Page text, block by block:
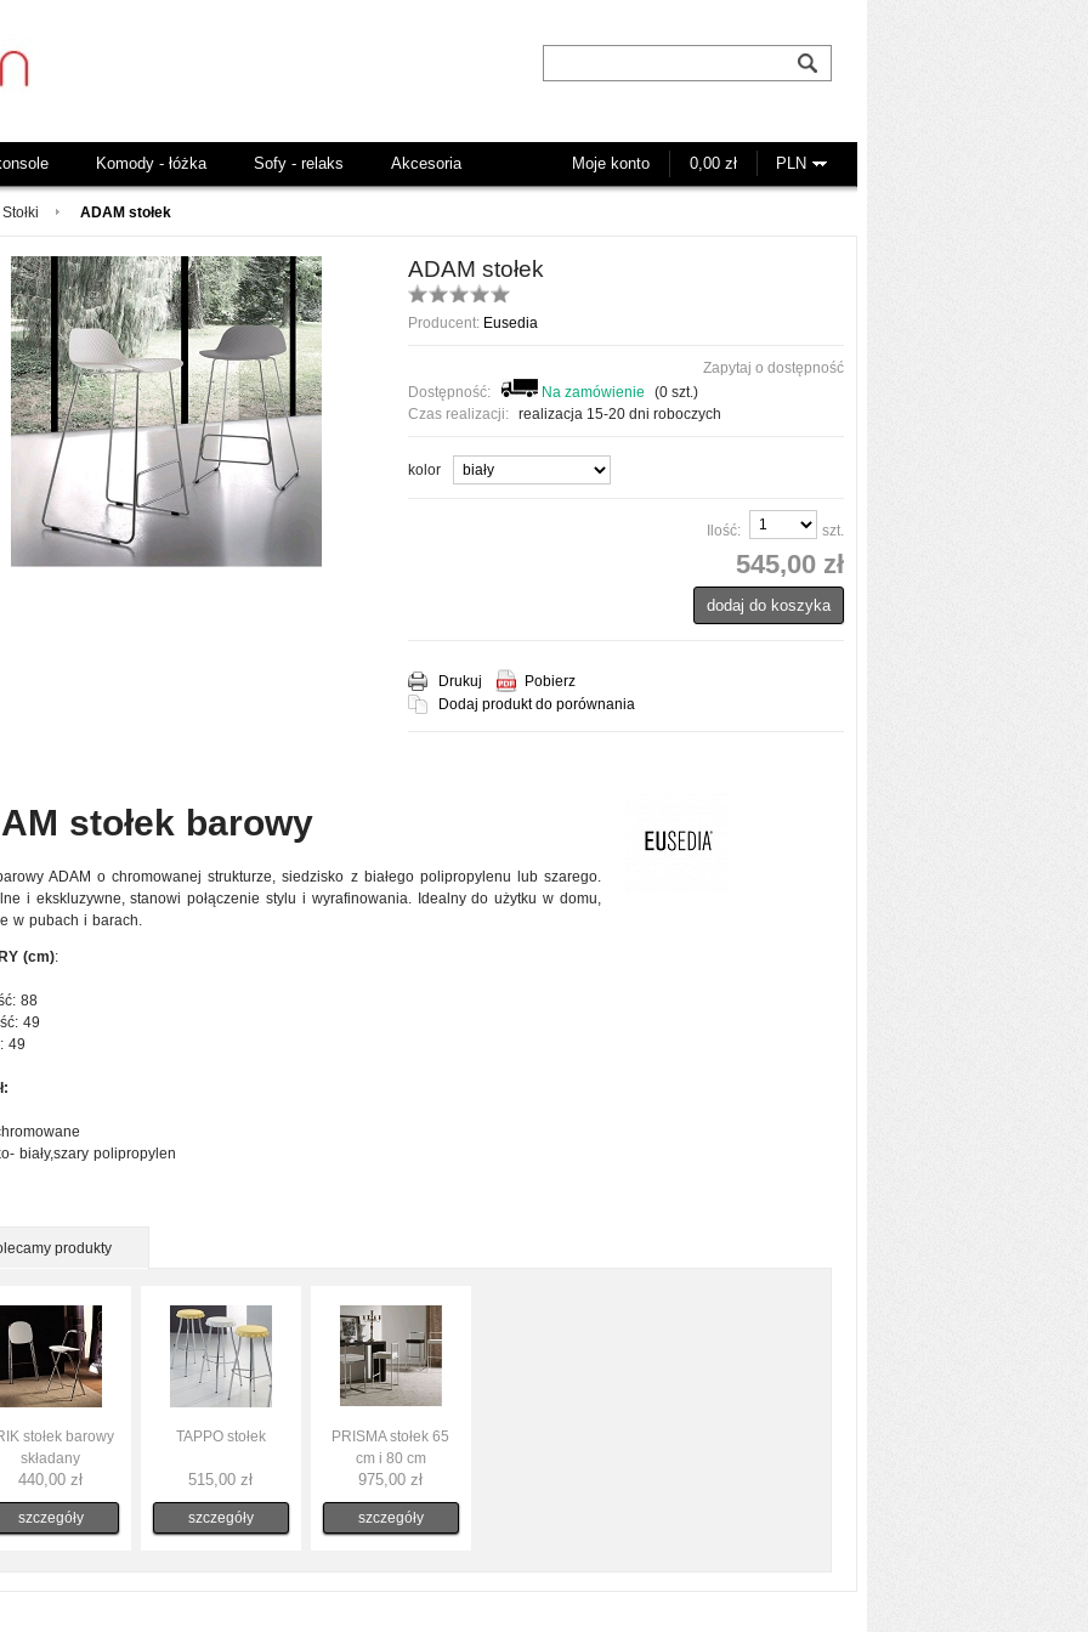
Komody - łóżka Sofy - relaks Akcesoria 0,00 zł
Moje konto
Stołki ADAM stołek
ADAM stołek
Producent: Eusedia
Zapytaj o dostępność
Dostępność:
Na zamówienie (0 szt.)
Czas realizacji: realizacja 15-20 dni roboczych
kolor
Ilość: szt.
545,00 zł
dodaj do koszyka
Drukuj
Pobierz
Dodaj produkt do porównania
stołek barowy
ADAM o chromowanej strukturze, siedzisko z białego polipropylenu lub szarego.
i ekskluzywne, stanowi połączenie stylu i wyrafinowania. Idealny do użytku w domu,
w pubach i barach.
(cm):
88
49
49
biały,szary polipropylen
produkty
stołek barowy
składany
440,00 zł
szczegóły
TAPPO stołek
515,00 zł
szczegóły
PRISMA stołek 65
cm i 80 cm
975,00 zł
szczegóły